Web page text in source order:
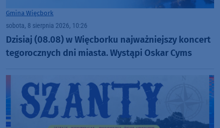
Gmina Więcbork
sobota, 8 sierpnia 2026, 10:26
Dzisiaj (08.08) w Więcborku najważniejszy koncert
tegorocznych dni miasta. Wystąpi Oskar Cyms